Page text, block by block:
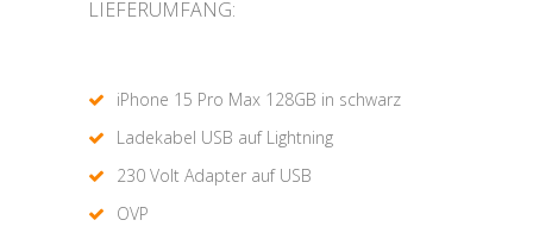
LIEFERUMFANG:
iPhone 15 Pro Max 128GB in schwarz
Ladekabel USB auf Lightning
230 Volt Adapter auf USB
OVP